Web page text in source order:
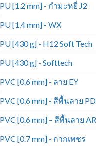
PU [1.2 mm] - กำมะหยี่ J2
PU [1.4 mm] - WX
PU [430 g] - H12 Soft Tech
PU [430 g] - Softtech
PVC [0.6 mm] - ลาย EY
PVC [0.6 mm] - สีพื้นลาย PD
PVC [0.6 mm] – สีพื้นลาย AR
PVC [0.7 mm] - กากเพชร
Add to
Wishlist